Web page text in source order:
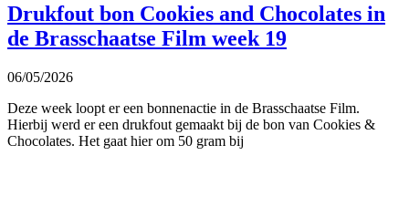
Drukfout bon Cookies and Chocolates in
de Brasschaatse Film week 19
06/05/2026
Deze week loopt er een bonnenactie in de Brasschaatse Film.
Hierbij werd er een drukfout gemaakt bij de bon van Cookies &
Chocolates. Het gaat hier om 50 gram bij